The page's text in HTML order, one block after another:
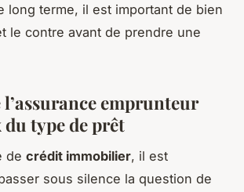
long terme, il est important de bien
le contre avant de prendre une
l’assurance emprunteur
type de prêt
de crédit immobilier, il est
sous silence la question de